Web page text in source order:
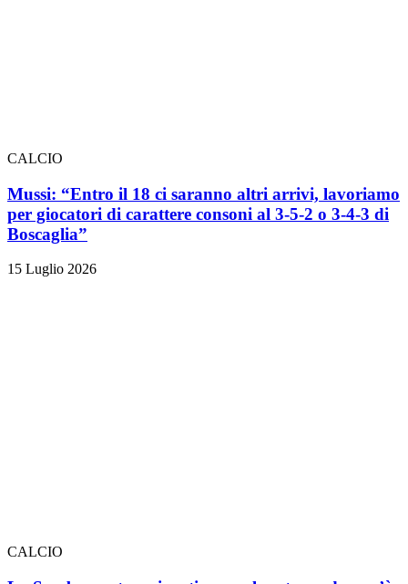
CALCIO
Mussi: “Entro il 18 ci saranno altri arrivi, lavoriamo
per giocatori di carattere consoni al 3-5-2 o 3-4-3 di
Boscaglia”
15 Luglio 2026
CALCIO